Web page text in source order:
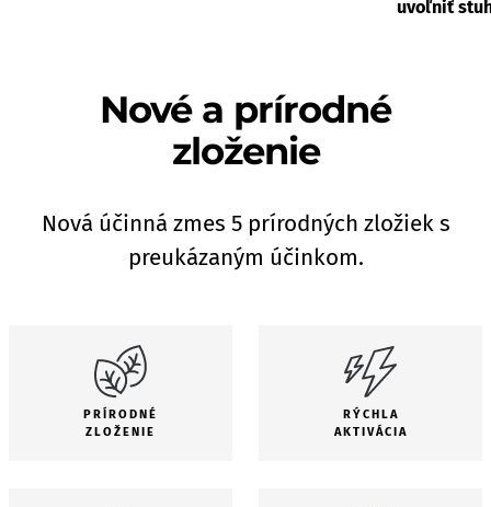
uvoľniť
Nové a prírodné
zloženie
Nová účinná zmes 5 prírodných zložiek s
preukázaným účinkom.
PRÍRODNÉ
ZLOŽENIE
RÝCHLA
AKTIVÁCIA